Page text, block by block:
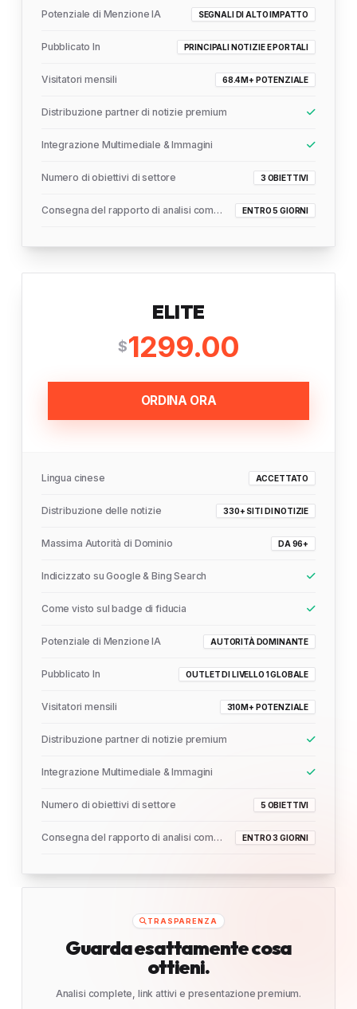
Potenziale di Menzione IA SEGNALI DI ALTO IMPATTO
Pubblicato In PRINCIPALI NOTIZIE E PORTALI
Visitatori mensili 68.4M+ POTENZIALE
Distribuzione partner di notizie premium
Integrazione Multimediale & Immagini
Numero di obiettivi di settore 3 OBIETTIVI
Consegna del rapporto di analisi completo ENTRO 5 GIORNI
ELITE
$1299.00
ORDINA ORA
Lingua cinese ACCETTATO
Distribuzione delle notizie 330+ SITI DI NOTIZIE
Massima Autorità di Dominio DA 96+
Indicizzato su Google & Bing Search
Come visto sul badge di fiducia
Potenziale di Menzione IA AUTORITÀ DOMINANTE
Pubblicato In OUTLET DI LIVELLO 1 GLOBALE
Visitatori mensili 310M+ POTENZIALE
Distribuzione partner di notizie premium
Integrazione Multimediale & Immagini
Numero di obiettivi di settore 5 OBIETTIVI
Consegna del rapporto di analisi completo ENTRO 3 GIORNI
TRASPARENZA
Guarda esattamente cosa
ottieni.
Analisi complete, link attivi e presentazione premium.